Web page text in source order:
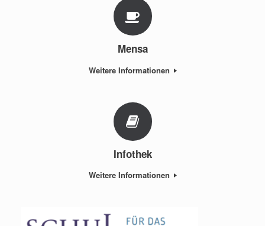
Mensa
Weitere Informationen
Infothek
Weitere Informationen